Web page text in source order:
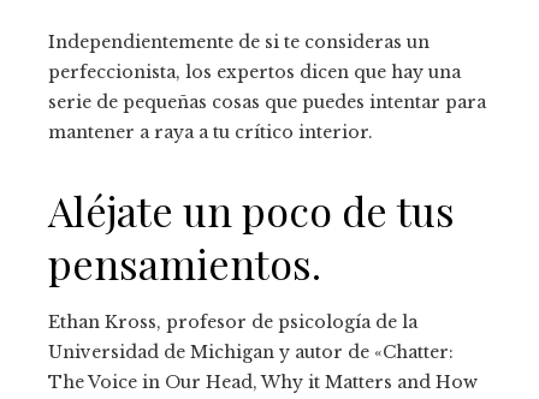
Independientemente de si te consideras un
perfeccionista, los expertos dicen que hay una
serie de pequeñas cosas que puedes intentar para
mantener a raya a tu crítico interior.
Aléjate un poco de tus
pensamientos.
Ethan Kross, profesor de psicología de la
Universidad de Michigan y autor de «Chatter:
The Voice in Our Head, Why it Matters and How